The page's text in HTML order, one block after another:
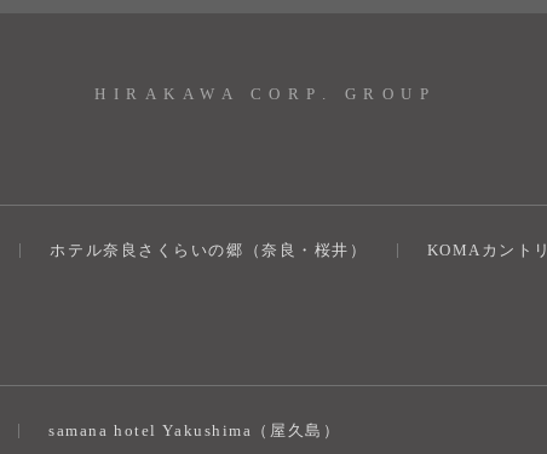
HIRAKAWA CORP. GROUP
ホテル奈良さくらいの郷（奈良・桜井）
KOMAカント
samana hotel Yakushima（屋久島）